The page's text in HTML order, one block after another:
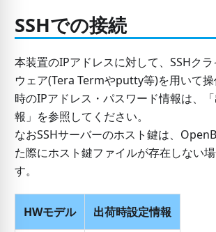
SSHでの接続
本装置のIPアドレスに対して、SSHク
ウェア(Tera Termやputty等)を用いて
時のIPアドレス・パスワード情報は、
報」を参照してください。
なおSSHサーバーのホスト鍵は、
た際にホスト鍵ファイルが存在しない
す。
HWモデル 出荷時設定情報